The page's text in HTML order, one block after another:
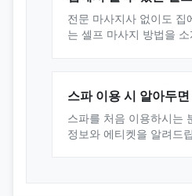
전문 마사지사 없이도 집
는 셀프 마사지 방법을
스파 이용 시 알아두
스파를 처음 이용하시는
정보와 에티켓을 알려드